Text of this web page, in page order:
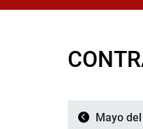
Mayo